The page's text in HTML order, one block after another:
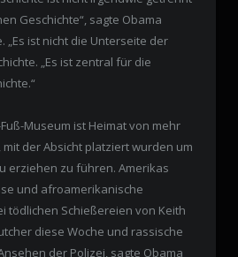
Geschichte“, sagte Obama
„Es ist nicht die Unterseite der
„Es ist zentral für die
Museum ist Heimat von mehr
mit der Absicht platziert wurden um
erziehen zu führen. Amerikas
und afroamerikanische
tödlichen Schießereien von Keith
diese Woche und rassische
der Polizei, sagte Obama